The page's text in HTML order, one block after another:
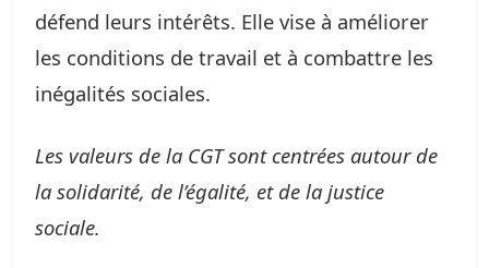
défend leurs intérêts. Elle vise à améliorer
les conditions de travail et à combattre les
inégalités sociales.
Les valeurs de la CGT sont centrées autour de
la solidarité, de l’égalité, et de la justice
sociale.